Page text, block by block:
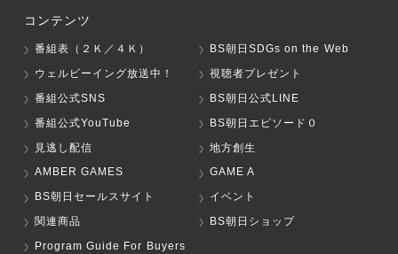
コンテンツ
番組表（２Ｋ／４Ｋ）
BS朝日SDGs on the Web
ウェルビーイング放送中！
視聴者プレゼント
番組公式SNS
BS朝日公式LINE
番組公式YouTube
BS朝日エピソード０
見逃し配信
地方創生
AMBER GAMES
GAME A
BS朝日セールスサイト
イベント
関連商品
BS朝日ショップ
Program Guide For Buyers